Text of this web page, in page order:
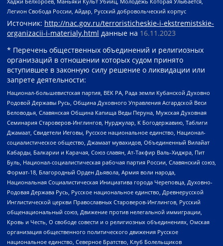
Легион Свобода России, Айдар, Русский добровольческий корпус
Источник: http://nac.gov.ru/terroristicheskie-i-ekstremistskie-
organizacii-i-materialy.html данные на 16.11.2023
* Перечень общественных объединений и религиозных
организаций в отношении которых судом принято
вступившее в законную силу решение о ликвидации или
запрете деятельности:
Национал-большевистская партия, ВЕК РА, Рада земли Кубанской Духовно
Родовой Державы Русь, Община Духовного Управления Асгардской Веси
Беловодья, Славянская Община Капища Веды Перуна, Мужская Духовная
Семинария Староверов-Инглингов, Нурджулар, К Богодержавию, Таблиги
Джамаат, Свидетели Иеговы, Русское национальное единство, Национал-
социалистическое общество, Джамаат мувахидов, Объединенный Вилайат
Кабарды, Балкарии и Карачая, Союз славян, Ат-Такфир Валь-Хиджра, Пит
Буль, Национал-социалистическая рабочая партия России, Славянский союз,
Формат-18, Благородный Орден Дьявола, Армия воли народа,
Национальная Социалистическая Инициатива города Череповца, Духовно-
Родовая Держава Русь, Русское национальное единство, Древнерусской
Инглистической церкви Православных Староверов-Инглингов, Русский
общенациональный союз, Движение против нелегальной иммиграции,
Кровь и Честь, О свободе совести и о религиозных объединениях, Омская
организация общественного политического движения Русское
национальное единство, Северное Братство, Клуб Болельщиков